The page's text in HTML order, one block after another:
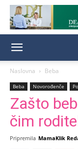
Naslovna Beba
Beba Novorođenče
Zašto
čim
Pripremila MamaKlik